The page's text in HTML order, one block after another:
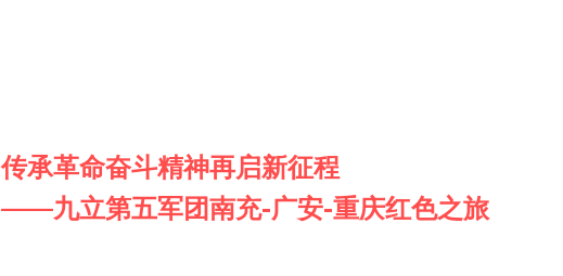
传承革命奋斗精神再启新征程
——九立第五军团南充-广安-重庆红色之旅